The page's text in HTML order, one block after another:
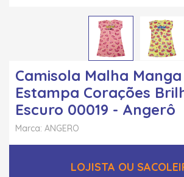
Camisola Malha
Estampa Corações
Escuro 00019 - Angerô
Marca: ANGERO
LOJISTA OU